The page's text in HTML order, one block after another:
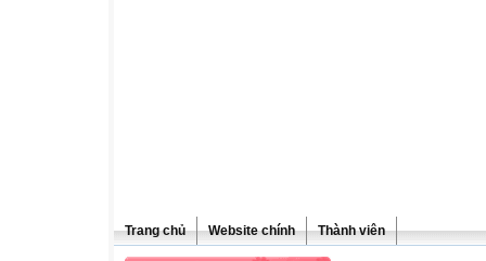
Trang chủ Website chính Thành viên